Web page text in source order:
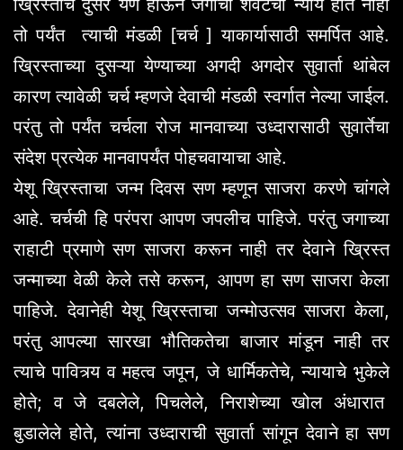
तो पर्यंत त्याची मंडळी [चर्च ] याकार्यासाठी समर्पित आहे.
ख्रिस्ताच्या दुसऱ्या येण्याच्या अगदी अगदोर सुवार्ता थांबेल
कारण त्यावेळी चर्च म्हणजे देवाची मंडळी स्वर्गात नेल्या जाईल.
परंतु तो पर्यंत चर्चला रोज मानवाच्या उध्दारासाठी सुवार्तेचा
संदेश प्रत्येक मानवापर्यंत पोहचवायाचा आहे.
येशू ख्रिस्ताचा जन्म दिवस सण म्हणून साजरा करणे चांगले
आहे. चर्चची हि परंपरा आपण जपलीच पाहिजे. परंतु जगाच्या
राहाटी प्रमाणे सण साजरा करून नाही तर देवाने ख्रिस्त
जन्माच्या वेळी केले तसे करून, आपण हा सण साजरा केला
पाहिजे. देवानेही येशू ख्रिस्ताचा जन्मोउत्सव साजरा केला,
परंतु आपल्या सारखा भौतिकतेचा बाजार मांडून नाही तर
त्याचे पावित्र्य व महत्व जपून, जे धार्मिकतेचे, न्यायाचे भुकेले
होते; व जे दबलेले, पिचलेले, निराशेच्या खोल अंधारात
बुडालेले होते, त्यांना उध्दाराची सुवार्ता सांगून देवाने हा सण